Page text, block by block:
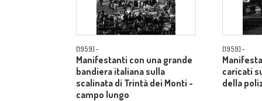
[1959] -
Manifestanti con una grande
bandiera italiana sulla
scalinata di Trintà dei Monti -
campo lungo
[1959] -
caricati
della